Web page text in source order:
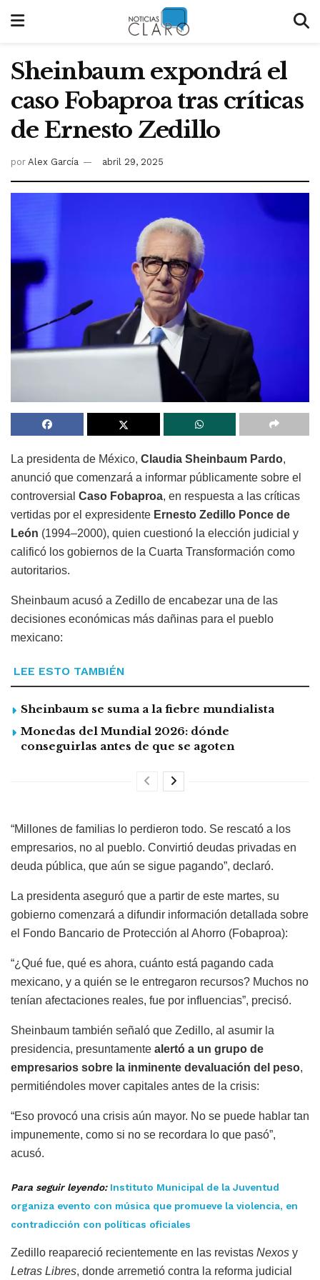
Sheinbaum expondrá el
caso Fobaproa tras críticas
de Ernesto Zedillo
por Alex García abril 29, 2025
La presidenta de México, Claudia Sheinbaum Pardo,
anunció que comenzará a informar públicamente sobre el
controversial Caso Fobaproa, en respuesta a las críticas
vertidas por el expresidente Ernesto Zedillo Ponce de
León (1994–2000), quien cuestionó la elección judicial y
calificó los gobiernos de la Cuarta Transformación como
autoritarios.
Sheinbaum acusó a Zedillo de encabezar una de las
decisiones económicas más dañinas para el pueblo
mexicano:
LEE ESTO TAMBIÉN
Sheinbaum se suma a la fiebre mundialista
Monedas del Mundial 2026: dónde
conseguirlas antes de que se agoten
“Millones de familias lo perdieron todo. Se rescató a los
empresarios, no al pueblo. Convirtió deudas privadas en
deuda pública, que aún se sigue pagando”, declaró.
La presidenta aseguró que a partir de este martes, su
gobierno comenzará a difundir información detallada sobre
el Fondo Bancario de Protección al Ahorro (Fobaproa):
“¿Qué fue, qué es ahora, cuánto está pagando cada
mexicano, y a quién se le entregaron recursos? Muchos no
tenían afectaciones reales, fue por influencias”, precisó.
Sheinbaum también señaló que Zedillo, al asumir la
presidencia, presuntamente alertó a un grupo de
empresarios sobre la inminente devaluación del peso,
permitiéndoles mover capitales antes de la crisis:
“Eso provocó una crisis aún mayor. No se puede hablar tan
impunemente, como si no se recordara lo que pasó”,
acusó.
Para seguir leyendo: Instituto Municipal de la Juventud
organiza evento con música que promueve la violencia, en
contradicción con políticas oficiales
Zedillo reapareció recientemente en las revistas Nexos y
Letras Libres, donde arremetió contra la reforma judicial